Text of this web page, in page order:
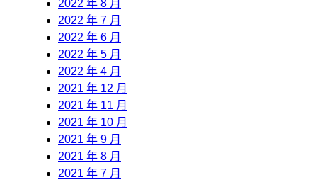
2022 年 8 月
2022 年 7 月
2022 年 6 月
2022 年 5 月
2022 年 4 月
2021 年 12 月
2021 年 11 月
2021 年 10 月
2021 年 9 月
2021 年 8 月
2021 年 7 月